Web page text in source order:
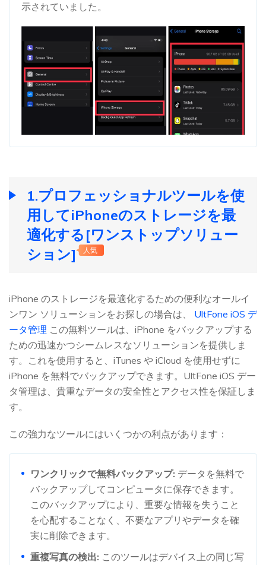
示されていました。
1.プロフェッショナルツールを使
用してiPhoneのストレージを最
適化する[ワンストップソリュー
ション]
人気
iPhone のストレージを最適化するための便利なオールイ
ンワン ソリューションをお探しの場合は、 UltFone iOS デ
ータ管理 この無料ツールは、iPhone をバックアップする
ための迅速かつシームレスなソリューションを提供しま
す。これを使用すると、iTunes や iCloud を使用せずに
iPhone を無料でバックアップできます。UltFone iOS デー
タ管理は、貴重なデータの安全性とアクセス性を保証しま
す。
この強力なツールにはいくつかの利点があります：
ワンクリックで無料バックアップ: データを無料で
バックアップしてコンピュータに保存できます。
このバックアップにより、重要な情報を失うこと
を心配することなく、不要なアプリやデータを確
実に削除できます。
重複写真の検出: このツールはデバイス上の同じ写